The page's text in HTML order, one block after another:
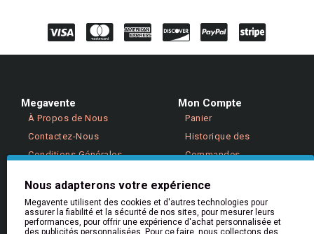
Megavente
À Propos de Nous
Contactez-Nous
Conditions Générales
Mon Compte
Panier
Historique des
Commandes
Aide & Informations
Aide
Nous adapterons votre expérience
Megavente utilisent des cookies et d'autres technologies pour
assurer la fiabilité et la sécurité de nos sites, pour mesurer leurs
performances, pour offrir une expérience d'achat personnalisée et
des publicités personnalisées. Pour ce faire, nous collectons des